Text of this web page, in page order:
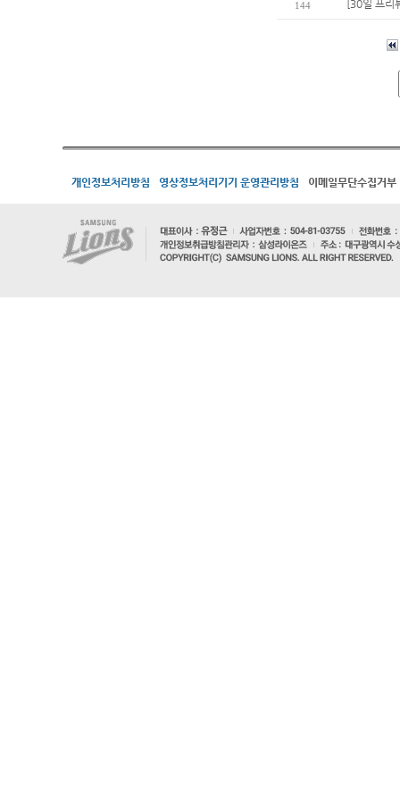
144 [30일 프리
개인정보처리방침 영상정보처리기기 운영관리방침 이메일무단수집거부